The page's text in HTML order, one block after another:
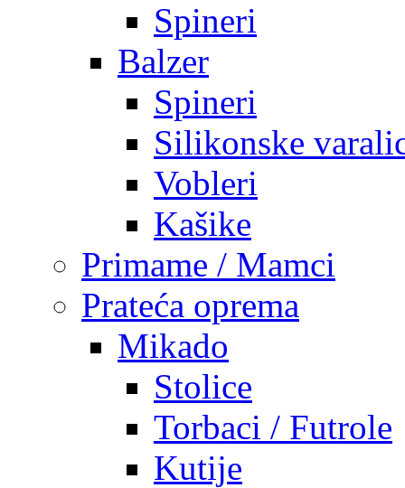
Spineri
Balzer
Spineri
Silikonske
Vobleri
Kašike
Primame / Mamci
Prateća oprema
Mikado
Stolice
Torbaci / Futrole
Kutije